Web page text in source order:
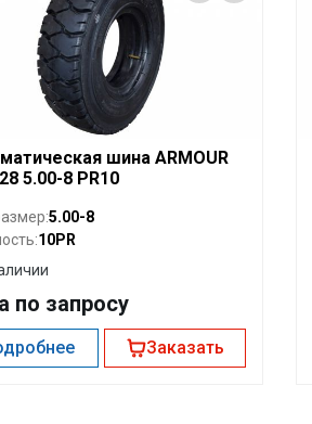
шина ARMOUR
5.00-8 PR10
5.00-8
10PR
по запросу
Заказать